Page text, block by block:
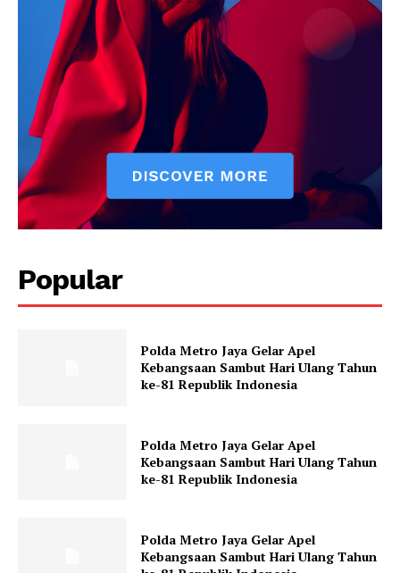
Popular
Polda Metro Jaya Gelar Apel
Kebangsaan Sambut Hari Ulang Tahun
ke-81 Republik Indonesia
Polda Metro Jaya Gelar Apel
Kebangsaan Sambut Hari Ulang Tahun
ke-81 Republik Indonesia
Polda Metro Jaya Gelar Apel
Kebangsaan Sambut Hari Ulang Tahun